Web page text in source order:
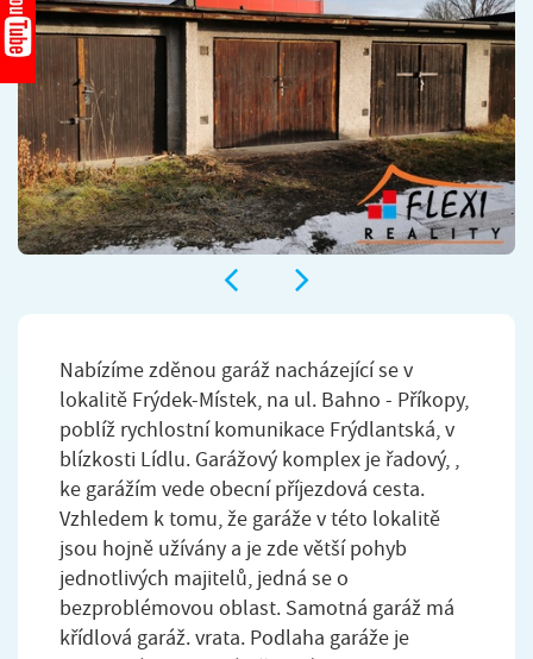
Nabízíme zděnou garáž nacházející se v
lokalitě Frýdek-Místek, na ul. Bahno - Příkopy,
poblíž rychlostní komunikace Frýdlantská, v
blízkosti Lídlu. Garážový komplex je řadový, ,
ke garážím vede obecní příjezdová cesta.
Vzhledem k tomu, že garáže v této lokalitě
jsou hojně užívány a je zde větší pohyb
jednotlivých majitelů, jedná se o
bezproblémovou oblast. Samotná garáž má
křídlová garáž. vrata. Podlaha garáže je